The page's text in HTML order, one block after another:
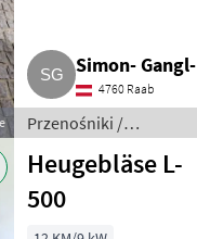
Simon- Gangl-
4760 Raab
Przenośniki /
Przenośniki
dmuchawe
Heugebläse L-
500